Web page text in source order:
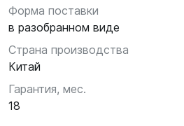
Форма поставки
в разобранном виде
Страна производства
Китай
Гарантия, мес.
18